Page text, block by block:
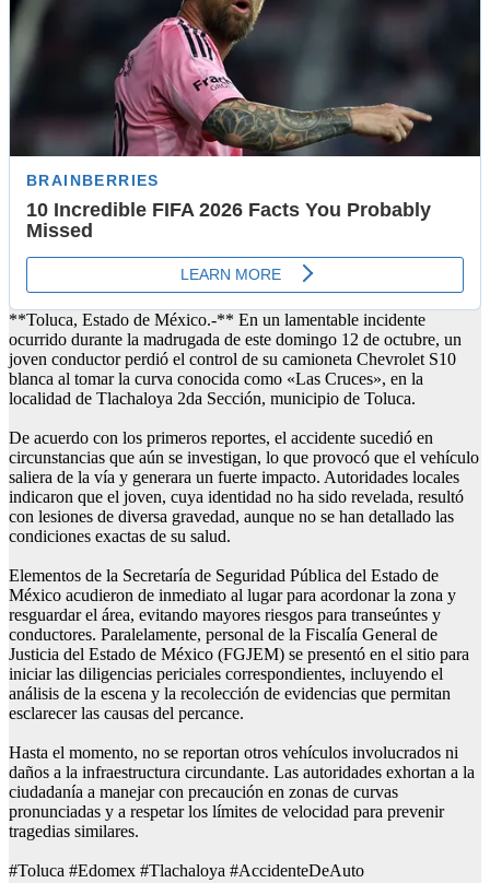
**Toluca, Estado de México.-** En un lamentable incidente
ocurrido durante la madrugada de este domingo 12 de octubre, un
joven conductor perdió el control de su camioneta Chevrolet S10
blanca al tomar la curva conocida como «Las Cruces», en la
localidad de Tlachaloya 2da Sección, municipio de Toluca.
De acuerdo con los primeros reportes, el accidente sucedió en
circunstancias que aún se investigan, lo que provocó que el vehículo
saliera de la vía y generara un fuerte impacto. Autoridades locales
indicaron que el joven, cuya identidad no ha sido revelada, resultó
con lesiones de diversa gravedad, aunque no se han detallado las
condiciones exactas de su salud.
Elementos de la Secretaría de Seguridad Pública del Estado de
México acudieron de inmediato al lugar para acordonar la zona y
resguardar el área, evitando mayores riesgos para transeúntes y
conductores. Paralelamente, personal de la Fiscalía General de
Justicia del Estado de México (FGJEM) se presentó en el sitio para
iniciar las diligencias periciales correspondientes, incluyendo el
análisis de la escena y la recolección de evidencias que permitan
esclarecer las causas del percance.
Hasta el momento, no se reportan otros vehículos involucrados ni
daños a la infraestructura circundante. Las autoridades exhortan a la
ciudadanía a manejar con precaución en zonas de curvas
pronunciadas y a respetar los límites de velocidad para prevenir
tragedias similares.
#Toluca #Edomex #Tlachaloya #AccidenteDeAuto